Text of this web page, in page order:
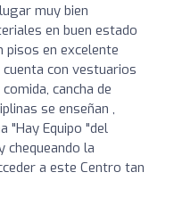
muy bien
en buen estado
pisos en excelente
con vestuarios
cancha de
se enseñan ,
"Hay Equipo "del
chequeando la
a este Centro tan